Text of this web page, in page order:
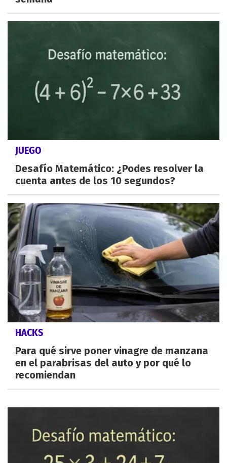
JUEGO
Desafío Matemático: ¿Podes resolver la
cuenta antes de los 10 segundos?
HACKS
Para qué sirve poner vinagre de manzana
en el parabrisas del auto y por qué lo
recomiendan